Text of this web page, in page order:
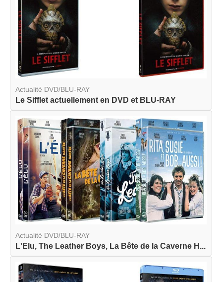
Actualité DVD/BLU-RAY
Le Sifflet actuellement en DVD et BLU-RAY
Actualité DVD/BLU-RAY
L'Élu, The Leather Boys, La Bête de la Caverne H...